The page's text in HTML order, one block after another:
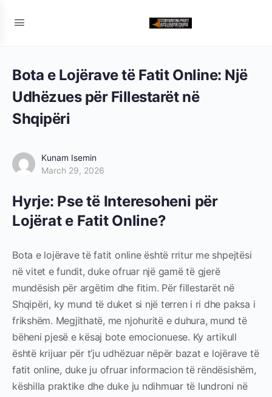
Bota e Lojërave të Fatit Online: Një
Udhëzues për Fillestarët në
Shqipëri
Kunam Isemin
March 29, 2026
Hyrje: Pse të Interesoheni për
Lojërat e Fatit Online?
Bota e lojërave të fatit online është rritur me shpejtësi
në vitet e fundit, duke ofruar një gamë të gjerë
mundësish për argëtim dhe fitim. Për fillestarët në
Shqipëri, ky mund të duket si një terren i ri dhe paksa i
frikshëm. Megjithatë, me njohuritë e duhura, mund të
bëheni pjesë e kësaj bote emocionuese. Ky artikull
është krijuar për t’ju udhëzuar nëpër bazat e lojërave të
fatit online, duke ju ofruar informacion të rëndësishëm,
këshilla praktike dhe duke ju ndihmuar të lundroni në